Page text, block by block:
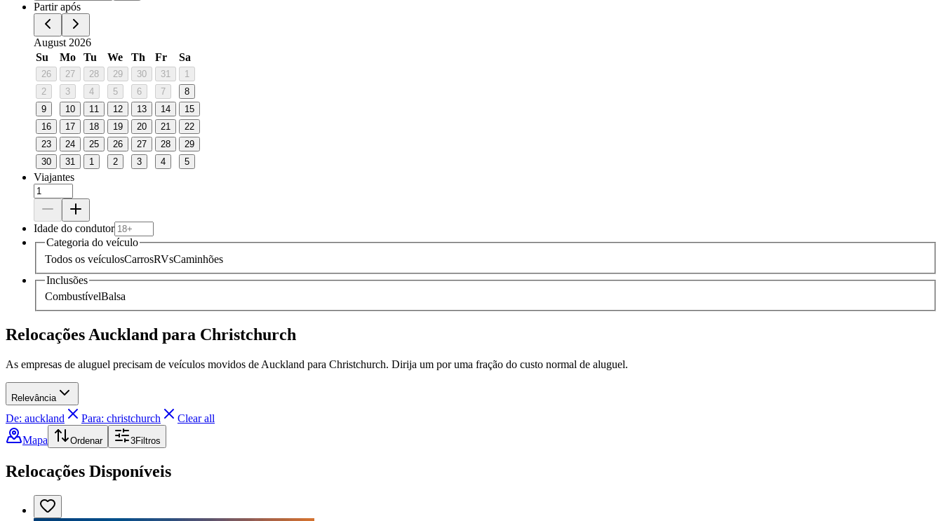
Partir após
August 2026
Su
Mo Tu We Th Fr Sa
26 27 28 29 30 31
1
2
3 4 5 6 7
8
9
10 11 12 13 14
15
16
17 18 19 20 21
22
23
24 25 26 27 28
29
30
31 1 2 3 4 5
Viajantes
Idade do condutor
Categoria do veículo
Todos os veículosCarrosRVsCaminhões
Inclusões
CombustívelBalsa
Relocações Auckland para Christchurch
As empresas de aluguel precisam de veículos movidos de Auckland para Christchurch. Dirija um por uma fração do custo normal de aluguel.
Relevância
De: auckland Para: christchurch
Clear all
Mapa
Ordenar 3Filtros
Relocações Disponíveis